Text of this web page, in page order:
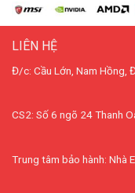
LIÊN HỆ
Đ/c: Cầu Lớn, Nam Hồng,
CS2: Số 6 ngõ 24 Thanh
Trung tâm bảo hành: Nhà